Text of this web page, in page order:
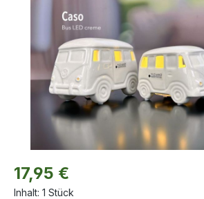
Regulärer Preis:
17,95 €
Inhalt: 1 Stück